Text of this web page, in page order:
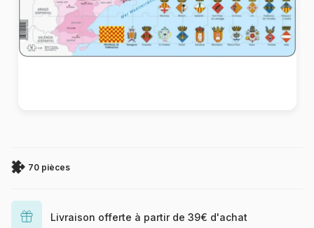
70 pièces
Livraison offerte à partir de 39€ d'achat